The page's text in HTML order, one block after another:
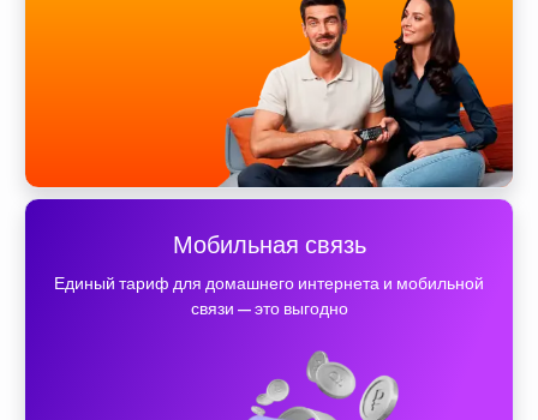
Мобильная связь
Единый тариф для домашнего интернета и мобильной
связи — это выгодно